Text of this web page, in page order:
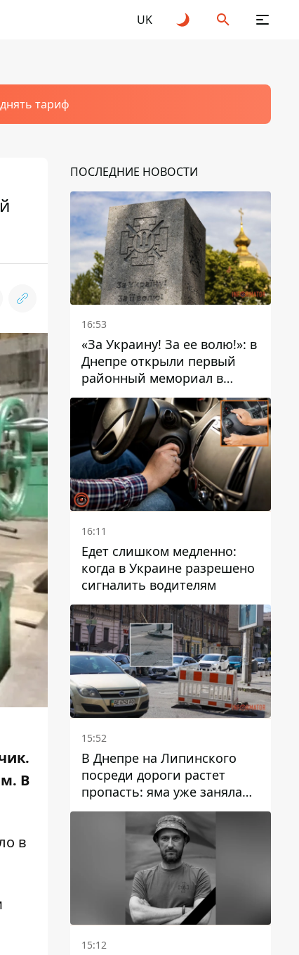
UK
тариф
В
в
ПОСЛЕДНИЕ НОВОСТИ
16:53
«За Украину! За ее волю!»: в
Днепре открыли первый
районный мемориал в
честь погибших
Защитников
16:11
Едет слишком медленно:
когда в Украине разрешено
сигналить водителям
15:52
В Днепре на Липинского
посреди дороги растет
пропасть: яма уже заняла
полосу движения
15:12